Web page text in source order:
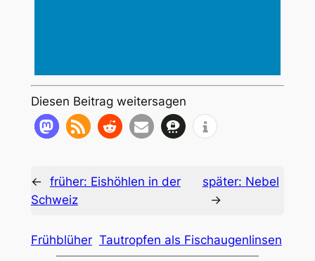
Diesen Beitrag weitersagen
← früher: Eishöhlen in der
Schweiz
später: Nebel
→
Frühblüher Tautropfen als Fischaugenlinsen